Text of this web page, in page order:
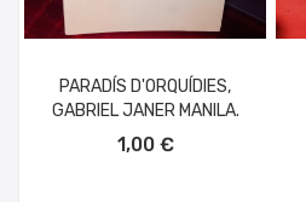
PARADÍS D'ORQUÍDIES,
GABRIEL JANER MANILA.
1,00 €